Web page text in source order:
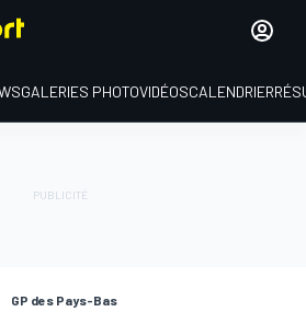
GALERIES PHOTOVIDÉOSCALENDRIER
GP des Pays-Bas